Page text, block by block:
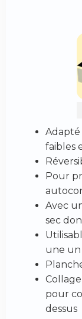
faibles
Pour
Avec
sec
une
pour
dessus